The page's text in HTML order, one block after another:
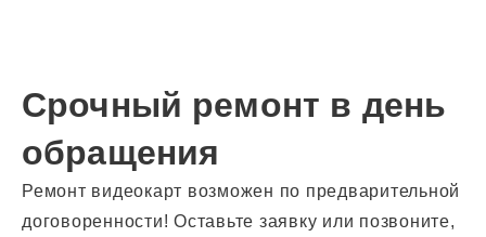
Срочный ремонт в день
обращения
Ремонт видеокарт возможен по предварительной
договоренности! Оставьте заявку или позвоните,